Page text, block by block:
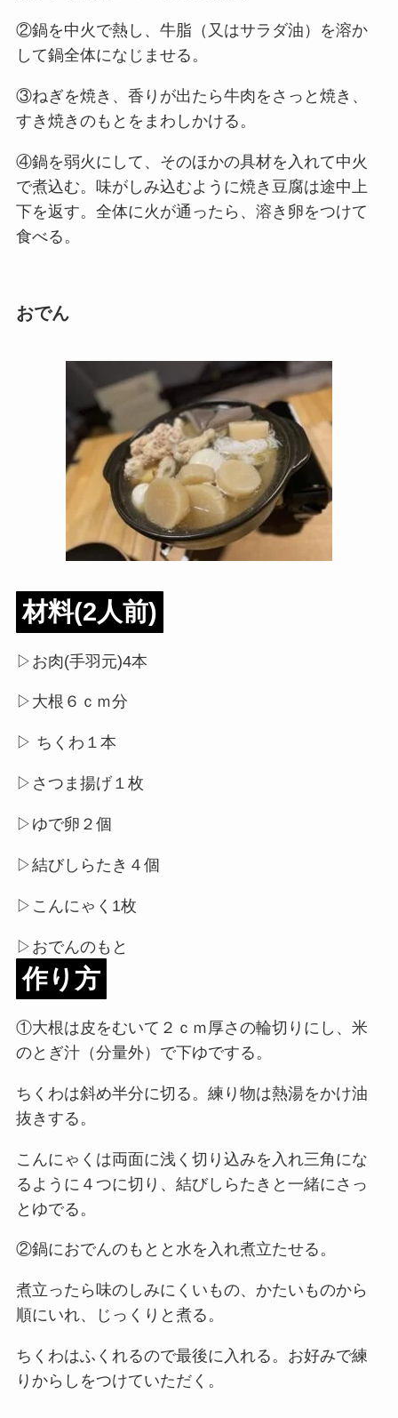
②鍋を中火で熱し、牛脂（又はサラダ油）を溶か
して鍋全体になじませる。
③ねぎを焼き、香りが出たら牛肉をさっと焼き、
すき焼きのもとをまわしかける。
④鍋を弱火にして、そのほかの具材を入れて中火
で煮込む。味がしみ込むように焼き豆腐は途中上
下を返す。全体に火が通ったら、溶き卵をつけて
食べる。
おでん
材料(2人前)
▷お肉(手羽元)4本
▷大根６ｃｍ分
▷ ちくわ１本
▷さつま揚げ１枚
▷ゆで卵２個
▷結びしらたき４個
▷こんにゃく1枚
▷おでんのもと
作り方
①大根は皮をむいて２ｃｍ厚さの輪切りにし、米
のとぎ汁（分量外）で下ゆでする。
ちくわは斜め半分に切る。練り物は熱湯をかけ油
抜きする。
こんにゃくは両面に浅く切り込みを入れ三角にな
るように４つに切り、結びしらたきと一緒にさっ
とゆでる。
②鍋におでんのもとと水を入れ煮立たせる。
煮立ったら味のしみにくいもの、かたいものから
順にいれ、じっくりと煮る。
ちくわはふくれるので最後に入れる。お好みで練
りからしをつけていただく。